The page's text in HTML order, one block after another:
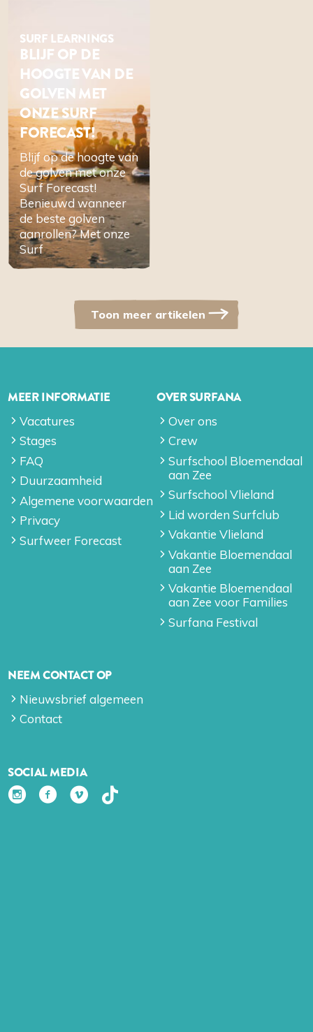
SURF LEARNINGS
BLIJF OP DE
HOOGTE VAN DE
GOLVEN MET
ONZE SURF
FORECAST!
Blijf op de hoogte van
de golven met onze
Surf Forecast!
Benieuwd wanneer
de beste golven
aanrollen? Met onze
Surf
Toon meer artikelen
MEER INFORMATIE
Vacatures
Stages
FAQ
Duurzaamheid
Algemene voorwaarden
Privacy
Surfweer Forecast
OVER SURFANA
Over ons
Crew
Surfschool Bloemendaal
aan Zee
Surfschool Vlieland
Lid worden Surfclub
Vakantie Vlieland
Vakantie Bloemendaal
aan Zee
Vakantie Bloemendaal
aan Zee voor Families
Surfana Festival
NEEM CONTACT OP
Nieuwsbrief algemeen
Contact
SOCIAL MEDIA